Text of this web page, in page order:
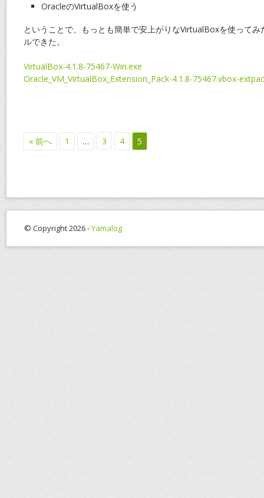
OracleのVirtualBoxを使う
ということで、もっとも簡単で安上がりなVirtualBoxを使って
ルできた。
VirtualBox-4.1.8-75467-Win.exe
Oracle_VM_VirtualBox_Extension_Pack-4.1.8-75467.vbox-
« 前へ 1 … 3 4 5
© Copyright 2026 -Yamalog